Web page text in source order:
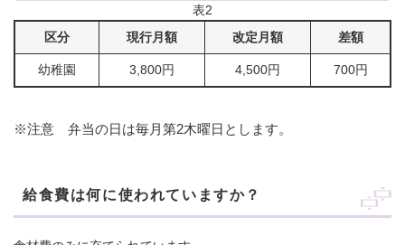
表2
区分
現行月額 改定月額 差額
幼稚園 3,800円 4,500円 700円
※注意 弁当の日は毎月第2木曜日とします。
給食費は何に使われていますか？